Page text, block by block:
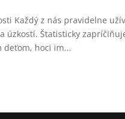
Každý z nás pravidelne
úzkostí. Štatisticky
deťom, hoci im...